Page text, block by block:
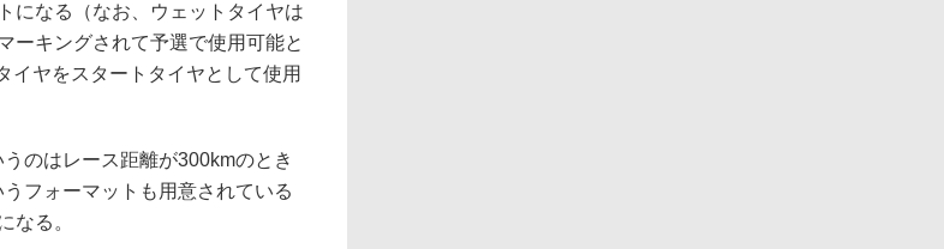
になる（なお、ウェットタイヤは
ーキングされて予選で使用可能と
イヤをスタートタイヤとして使用
のはレース距離が300kmのとき
フォーマットも用意されている
なる。